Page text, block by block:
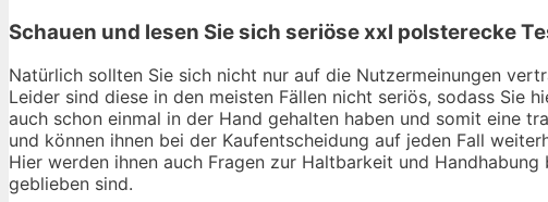
Schauen und lesen Sie sich seriösexxl polsterecke
Natürlich sollten Sie sich nicht nur auf die Nutzermeinungen
Leider sind diese in den meisten Fällen nicht seriös, sodass Sie
auch schon einmal in der Hand gehalten haben und somit eine
und können ihnen bei der Kaufentscheidung auf jeden Fall
Hier werden ihnen auch Fragen zur Haltbarkeit und
geblieben sind.